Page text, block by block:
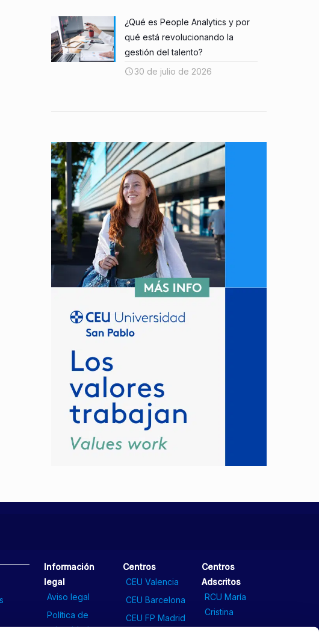
¿Qué es People Analytics y por
qué está revolucionando la
gestión del talento?
30 de julio de 2026
Información
legal
Aviso legal
Política de
privacidad
Centros
CEU Valencia
CEU Barcelona
CEU FP Madrid
Centros
Adscritos
RCU María
Cristina